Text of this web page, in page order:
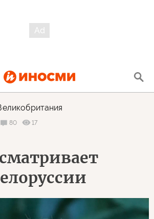
80
17